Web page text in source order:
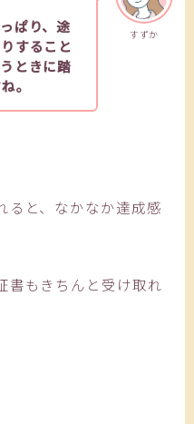
すずか
ぱり、途
すること
ときに踏
。
ると、なかなか達成感
書もきちんと受け取れ